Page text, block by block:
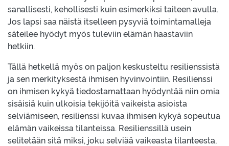
sanallisesti, kehollisesti kuin esimerkiksi taiteen avulla.
Jos lapsi saa näistä itselleen pysyviä toimintamalleja
säteilee hyödyt myös tuleviin elämän haastaviin
hetkiin.
Tällä hetkellä myös on paljon keskusteltu resilienssistä
ja sen merkityksestä ihmisen hyvinvointiin. Resilienssi
on ihmisen kykyä tiedostamattaan hyödyntää niin omia
sisäisiä kuin ulkoisia tekijöitä vaikeista asioista
selviämiseen, resilienssi kuvaa ihmisen kykyä sopeutua
elämän vaikeissa tilanteissa. Resilienssillä usein
selitetään sitä miksi, joku selviää vaikeasta tilanteesta,